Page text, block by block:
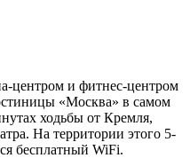
центром и фитнес-центром
«Москва» в самом
ходьбы от Кремля,
На территории этого 5-
бесплатный WiFi.